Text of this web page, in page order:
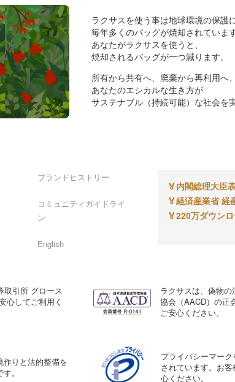
ラクサスを使う事は地球環境の保護
毎年多くのバッグが焼却されています
あなたがラクサスを使うと、
焼却されるバッグが一つ減ります。
所有から共有へ、廃棄から再利用へ、
あなたのエシカルな生き方が
サステナブル（持続可能）な社会を
ブランドヒストリー
コミュニティガイドライ
ン
English
🏅 内閣総理大臣
🏅経済産業省 経
🏅220万ダウンロ
取引所 グロース
心してご利用く
ラクサスは、偽物
協会（AACD）の正
ご安心ください。
作りと法的整備を
。
プライバシーマー
されています。お
心ください。